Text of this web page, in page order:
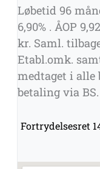
Løbetid 96
6,90% . ÅOP
kr. Saml.
Etabl.omk.
medtaget i alle
betaling via BS.
Fortrydelsesret